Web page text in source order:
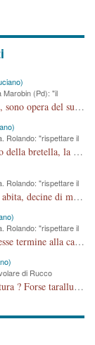
Marobin (Pd): "il
Consigliera Marobin, tutte le cose da Lei evidenziate, sono opera del suo ex Assessore e compagno di Partito Antonio Marco Dalla Pozza Assessore alla "progettazione" di piste ciclabili e altre porcherie. A lui manderei il conto da saldare per incidenti e danni alle persone. E' ora che "finiamola." Avete perso rassegnatevi. qui IL SINDACO RUCCO NON C'ENTRA PER NIENTE. CAPITO!!!!!!!! Amen.
Rolando: "rispettare il
Caro fratuck, conosco molto bene la zona, il percorso della bretella, la situazione dei cittadini, abito in Viale Trento. A partire dal 2003 ho partecipato al Comitato di Maddalene pro bretella, e a riunioni propositive per apportare modifiche al progetto. Numerose mie foto del territorio sono arrivate a Roma, altri miei interventi (non graditi dalla Sx) sono stati pubblicati dal GdV, assieme ad altri come Ciro Asproso, ora favorevole alla bretella. Ho partecipato alla raccolta firme per la chiusura della strada x 5 giorni eseguita dal Sindaco Hullwech per sforamento 180 Micro/g. Pertanto come impegno per la tematica sono apposto con la coscienza. Ora il Progetto è partito, fine! Voglio dire che la nuova Giunta "comunale" non c'entra più. L'opera sarà "malauguratamente" eseguita, ma non con il mio placet. Il Consigliere Comunale dovrebbe capire che la campagna elettorale è finita, con buona pace di tutti. Quello che invece dovrebbe interessare è la proprietà della strada, dall'uscita autostradale Ovest, sino alla Rotatoria dell'Albara, vi sono tre possessori: Autostrade SpA; La Provincia, il Comune. Come la mettiamo per il futuro ? I costi, da 50 sono saliti a 100 milioni di € come dire 20 milioni a KM (!) da non credere. Comunque si farà. Ma nessuno canti Vittoria, anzi meglio non farne un ulteriore fatto "partitico" per questioni elettorali o di seggio. Se mi manda la sua mail, sono disponibile ad inviare i documenti e le foto sopra descritte. Con ossequi, Luciano Parolin
Rolando: "rispettare il
Non sarà utile a lei dott. Parolin che di sicuro non ci abita, decine di migliaia di TIR, automobili e padroncini che passano quotidianamente per una strada appena rotabile, non è più possibile stendere i panni, attraversare la strada senza rischiare la morte, le case stanno crepando, i tempi sono cambiati e la bretella non passerà assolutamente per maddalene (ma cosa sta a dire?!), dia invece responsabilità a chi ha costruito tagliando la strada che doveva invece terminare a isola vicentina e non al moracchino lasciando Motta di Costabissara ancora in panne di traffico. I tempi sono cambiati dottore e se l'anagrafe della vita stagna nell'essere umano impressioni conservatrici, la società non le considera perchè va avanti, si industrializza e ha bisogno di infrastrutture e di sviluppo. Ultima considerazione, se è geloso di Rolando perchè vede in lui solo campagne politiche mentre si difendono i SOLI diritti dei cittadini, la preghiamo faccia considerazioni più appropriate. Saluti e complimenti per i suoi scritti.
Rolando: "rispettare il
Sarebbe ora che il consigliere comunale Pidino, ponesse termine alla campagna elettorale nel territorio del suo seggio Villaggio del Sole. La tiraca è iniziata, distruggerà 6 km di prateria ovest della città, ricca di fonti e sorgenti d'acqua. I cittadini di Maddalene non avranno più Pace la notte. Molta colpa per la costruzione di questa Strada è proprio del signor Rolando,dei suoi gazebo mobili e che vuol far passare questa opera VANDALICA come progetto "utile" a chi ? Non è cosa seria sig. Rolando!
di Rucco
Vorrei sapere dal C.C. Rolando cosa intende per Cultura ? Forse tarallucci, vino e sagre, o spaghetti tricolori del PD ? Il continuo (s)parlare della mostra a Palazzo Chiericati caro consigliere DANNEGGIA FORTEMENTE l'immagine della città TUTTA e fa deviare i consensi che in RUSSIA (badi bene ex U.R.S.S.) sono ECCELLENTI. A livello artistico l'evento è di alta Valenza culturale, COMPITO di Tutta la Cittadinanza fare il possibile per propagandare l'iniziativa senza farne UN CASO PARTITICO come fa Lei da sempre. Meno Gazebo + Partecipazione! E così sia. Amen.